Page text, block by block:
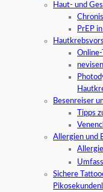
Haut- und
PrEP
Besenreiser
Tipps
Allergien und
Sichere